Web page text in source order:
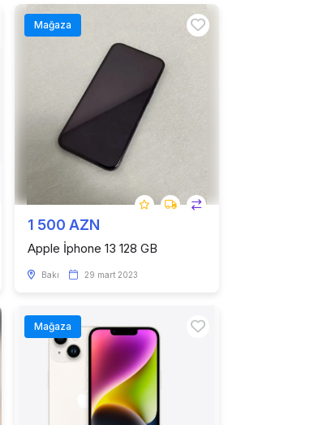
Mağaza
1 500 AZN
Apple İphone 13 128 GB
Bakı 29 mart 2023
Mağaza